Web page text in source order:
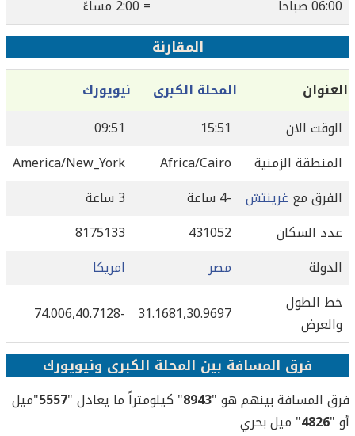
06:00 صباحاً
= 2:00 مساءً
المقارنة
العنوان المحلة الكبرى
نيويورك
الوقت الان
15:51
09:51
المنطقة الزمنية
Africa/Cairo
America/New_York
الفرق مع غرينتش -4 ساعة
3 ساعة
عدد السكان
431052
8175133
الدولة
مصر
امريكا
خط الطول
والعرض
31.1681,30.9697
-74.006,40.7128
فرق المسافة بين المحلة الكبرى ونيويورك
فرق المسافة بينهم هو "8943" كيلومتراً ما يعادل "5557"ميل
أو "4826" ميل بحري